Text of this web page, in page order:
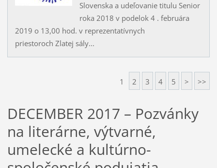
Slovenska a udeľovanie titulu Senior
roka 2018 v podelok 4 . februára
2019 o 13,00 hod. v reprezentatívnych
priestoroch Zlatej sály...
1 2 3 4 5 > >>
DECEMBER 2017 – Pozvánky
na literárne, výtvarné,
umelecké a kultúrno-